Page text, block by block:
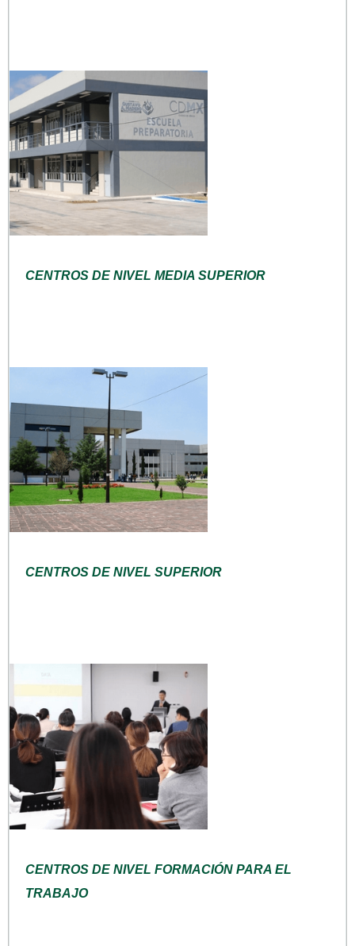
CENTROS DE NIVEL MEDIA SUPERIOR
CENTROS DE NIVEL SUPERIOR
CENTROS DE NIVEL FORMACIÓN PARA EL
TRABAJO